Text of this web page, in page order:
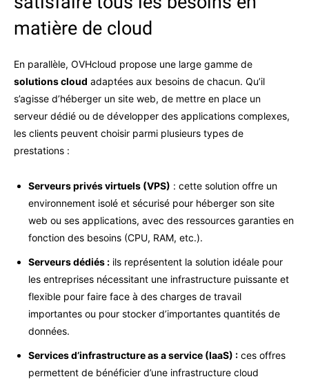
matière de cloud
En parallèle, OVHcloud propose une large gamme de
solutions cloud adaptées aux besoins de chacun. Qu’il
s’agisse d’héberger un site web, de mettre en place un
serveur dédié ou de développer des applications complexes,
les clients peuvent choisir parmi plusieurs types de
prestations :
Serveurs privés virtuels (VPS) : cette solution offre un
environnement isolé et sécurisé pour héberger son site
web ou ses applications, avec des ressources garanties en
fonction des besoins (CPU, RAM, etc.).
Serveurs dédiés : ils représentent la solution idéale pour
les entreprises nécessitant une infrastructure puissante et
flexible pour faire face à des charges de travail
importantes ou pour stocker d’importantes quantités de
données.
Services d’infrastructure as a service (IaaS) : ces offres
permettent de bénéficier d’une infrastructure cloud